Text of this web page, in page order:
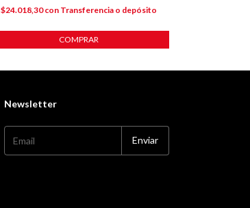
$24.018,30con Transferencia o depósito
COMPRAR
Newsletter